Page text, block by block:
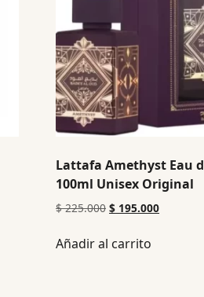
Lattafa Amethyst Eau
100ml Unisex Original
$225.000 $ 195.000
Añadir al carrito